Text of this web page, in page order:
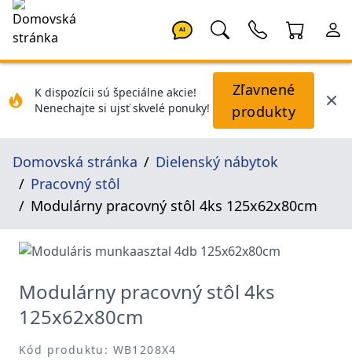
AI
K dispozícii sú špeciálne akcie!
Nenechajte si ujsť skvelé ponuky!
Zľavnené
produkty
Domovská stránka
Dielenský nábytok
Pracovný stôl
Modulárny pracovný stôl 4ks 125x62x80cm
Modulárny pracovný stôl 4ks
125x62x80cm
Kód produktu: WB1208X4